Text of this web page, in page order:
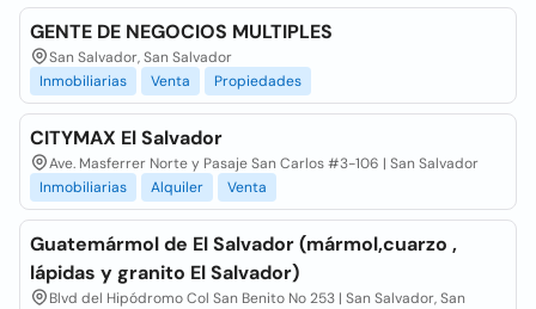
GENTE DE NEGOCIOS MULTIPLES
San Salvador, San Salvador
Inmobiliarias
Venta Propiedades
CITYMAX El Salvador
Ave. Masferrer Norte y Pasaje San Carlos #3-106 | San Salvador
Inmobiliarias
Alquiler Venta
Guatemármol de El Salvador (mármol,cuarzo ,
lápidas y granito El Salvador)
Blvd del Hipódromo Col San Benito No 253 | San Salvador, San